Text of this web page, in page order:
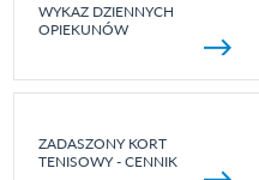
WYKAZ DZIENNYCH
OPIEKUNÓW
ZADASZONY KORT
TENISOWY - CENNIK